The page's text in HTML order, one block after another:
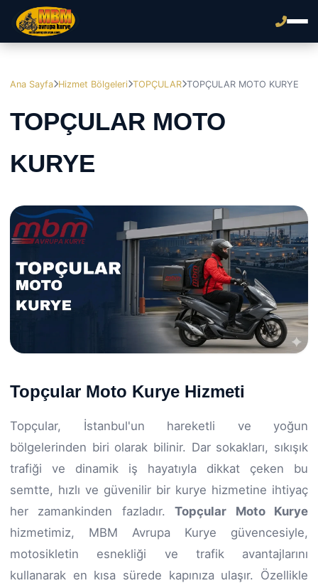
Ana Sayfa Hizmet Bölgeleri TOPÇULAR TOPÇULAR MOTO KURYE
TOPÇULAR MOTO
KURYE
Topçular Moto Kurye Hizmeti
Topçular, İstanbul'un hareketli ve yoğun
bölgelerinden biri olarak bilinir. Dar sokakları, sıkışık
trafiği ve dinamik iş hayatıyla dikkat çeken bu
semtte, hızlı ve güvenilir bir kurye hizmetine ihtiyaç
her zamankinden fazladır.Topçular Moto Kurye
hizmetimiz, MBM Avrupa Kurye güvencesiyle,
motosikletin esnekliği ve trafik avantajlarını
kullanarak en kısa sürede kapınıza ulaşır. Özellikle